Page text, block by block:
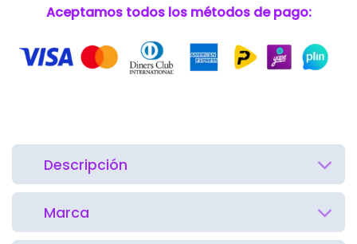
Aceptamos todos los métodos de pago:
Descripción
Marca